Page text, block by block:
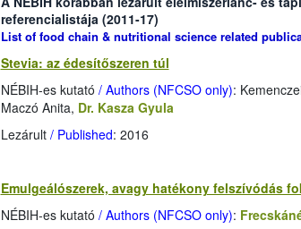
referencialistája (2011-17)
List of food chain & nutritional science related
Stevia: az édesítőszeren túl
NÉBIH-es kutató / Authors (NFCSO only):
Maczó Anita, Dr. Kasza Gyula
Lezárult / Published: 2016
Emulgeálószerek, avagy hatékony felszívódás
NÉBIH-es kutató / Authors (NFCSO only):